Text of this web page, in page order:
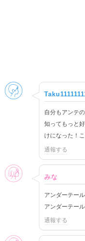
男性
自分もアンテ
知ってもっと
けになった！
通報する
女性
みな
アンダーテー
アンダーテー
通報する
女性